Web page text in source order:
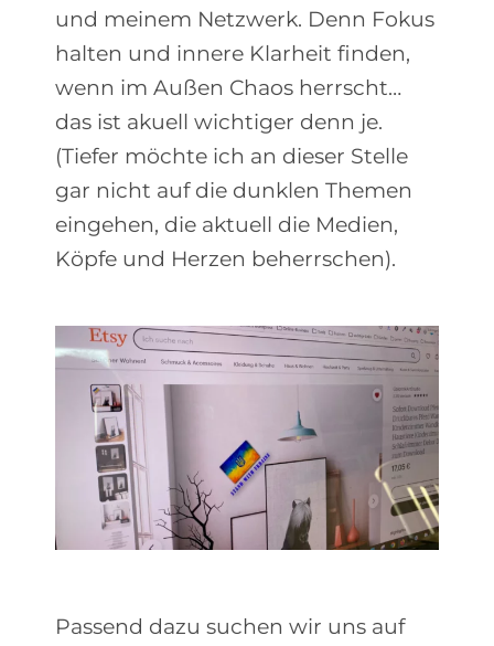
und meinem Netzwerk. Denn Fokus
halten und innere Klarheit finden,
wenn im Außen Chaos herrscht…
das ist akuell wichtiger denn je.
(Tiefer möchte ich an dieser Stelle
gar nicht auf die dunklen Themen
eingehen, die aktuell die Medien,
Köpfe und Herzen beherrschen).
Passend dazu suchen wir uns auf